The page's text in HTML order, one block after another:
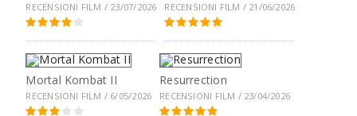
RECENSIONI FILM / 23/07/2026 RECENSIONI FILM / 21/06/2026
Mortal Kombat II
RECENSIONI FILM / 6/05/2026
Resurrection
RECENSIONI FILM / 23/04/2026